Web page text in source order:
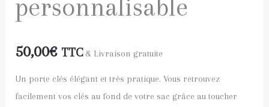
personnalisable
50,00€ TTC & Livraison gratuite
Un porte clés élégant et très pratique. Vous retrouvez
facilement vos clés au fond de votre sac grâce au toucher